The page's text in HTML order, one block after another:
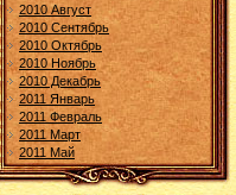
2010 Август
2010 Сентябрь
2010 Октябрь
2010 Ноябрь
2010 Декабрь
2011 Январь
2011 Февраль
2011 Март
2011 Май